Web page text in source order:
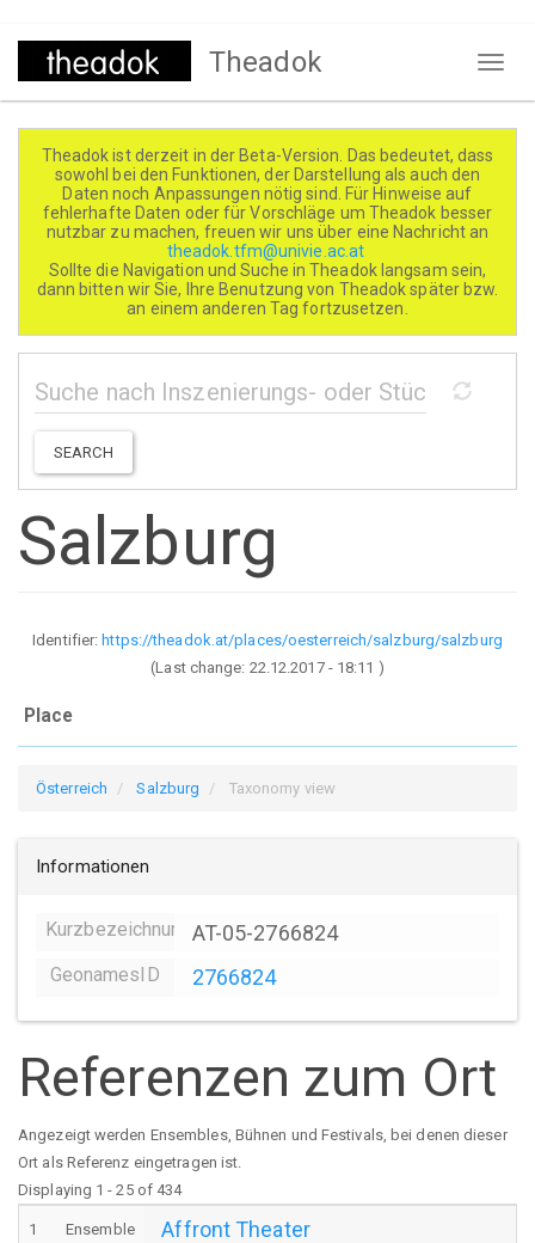
Direkt
Theadok
Theadok ist derzeit in der Beta-Version. Das bedeutet, dass
sowohl bei den Funktionen, der Darstellung als auch den
Daten noch Anpassungen nötig sind. Für Hinweise auf
fehlerhafte Daten oder für Vorschläge um Theadok besser
nutzbar zu machen, freuen wir uns über eine Nachricht an
theadok.tfm@univie.ac.at
Sollte die Navigation und Suche in Theadok langsam sein,
dann bitten wir Sie, Ihre Benutzung von Theadok später bzw.
an einem anderen Tag fortzusetzen.
SEARCH
Salzburg
Identifier:https://theadok.at/places/oesterreich/salzburg/salzburg
(Last change: 22.12.2017 - 18:11 )
Place
Österreich Salzburg Taxonomy view
Informationen
Kurzbezeichnung AT-05-2766824
GeonamesID 2766824
Referenzen zum Ort
Angezeigt werden Ensembles, Bühnen und Festivals, bei denen dieser
Ort als Referenz eingetragen ist.
Displaying 1 - 25 of 434
1 Ensemble Affront Theater